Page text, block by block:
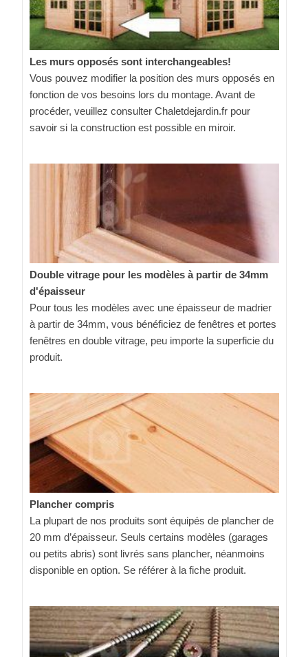
Les murs opposés sont interchangeables!
Vous pouvez modifier la position des murs opposés en
fonction de vos besoins lors du montage. Avant de
procéder, veuillez consulter Chaletdejardin.fr pour
savoir si la construction est possible en miroir.
Double vitrage pour les modèles à partir de 34mm
d'épaisseur
Pour tous les modèles avec une épaisseur de madrier
à partir de 34mm, vous bénéficiez de fenêtres et portes
fenêtres en double vitrage, peu importe la superficie du
produit.
Plancher compris
La plupart de nos produits sont équipés de plancher de
20 mm d’épaisseur. Seuls certains modèles (garages
ou petits abris) sont livrés sans plancher, néanmoins
disponible en option. Se référer à la fiche produit.